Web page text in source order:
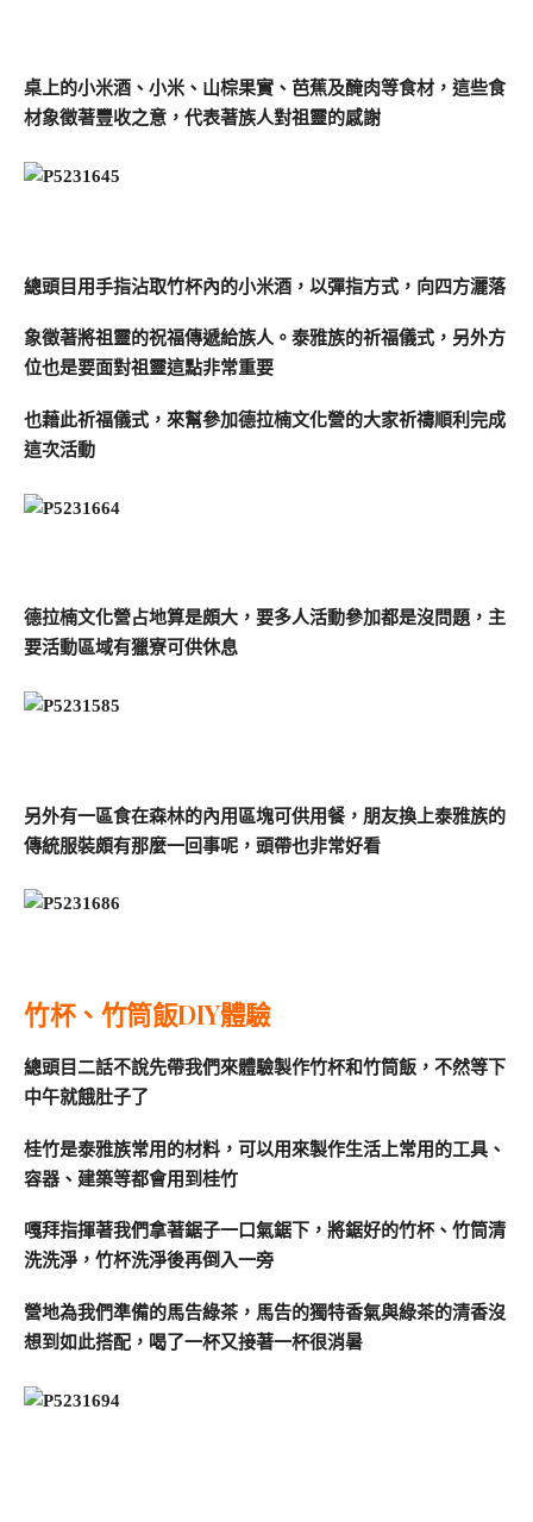
桌上的小米酒、小米、山棕果實、芭蕉及醃肉等食材，這些食
材象徵著豐收之意，代表著族人對祖靈的感謝
總頭目用手指沾取竹杯內的小米酒，以彈指方式，向四方灑落
象徵著將祖靈的祝福傳遞給族人。泰雅族的祈福儀式，另外方
位也是要面對祖靈這點非常重要
也藉此祈福儀式，來幫參加德拉楠文化營的大家祈禱順利完成
這次活動
德拉楠文化營占地算是頗大，要多人活動參加都是沒問題，主
要活動區域有獵寮可供休息
另外有一區食在森林的內用區塊可供用餐，朋友換上泰雅族的
傳統服裝頗有那麼一回事呢，頭帶也非常好看
竹杯、竹筒飯DIY體驗
總頭目二話不說先帶我們來體驗製作竹杯和竹筒飯，不然等下
中午就餓肚子了
桂竹是泰雅族常用的材料，可以用來製作生活上常用的工具、
容器、建築等都會用到桂竹
嘎拜指揮著我們拿著鋸子一口氣鋸下，將鋸好的竹杯、竹筒清
洗洗淨，竹杯洗淨後再倒入一旁
營地為我們準備的馬告綠茶，馬告的獨特香氣與綠茶的清香沒
想到如此搭配，喝了一杯又接著一杯很消暑